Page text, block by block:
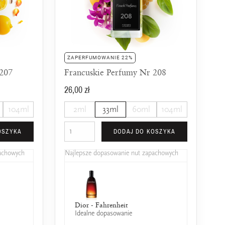
25% wspólnych nut zapachowych
104ml
Davidoff - Cool Water Edt
25% wspólnych nut zapachowych
ZAPERFUMOWANIE 22%
Francuskie Perfumy Nr 208
26,00 zł
2ml 33ml 60ml 104ml
DODAJ DO KOSZYKA
Najlepsze dopasowanie nut zapachowych
Dior - Fahrenheit
Idealne dopasowanie